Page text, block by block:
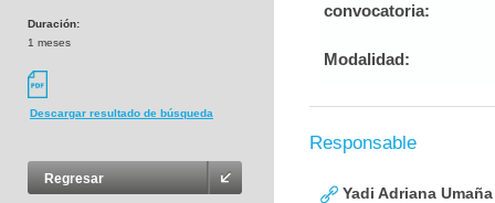
Duración:
1 meses
Descargar resultado de búsqueda
Regresar
convocatoria:
Modalidad:
Responsable
Yadi Adriana